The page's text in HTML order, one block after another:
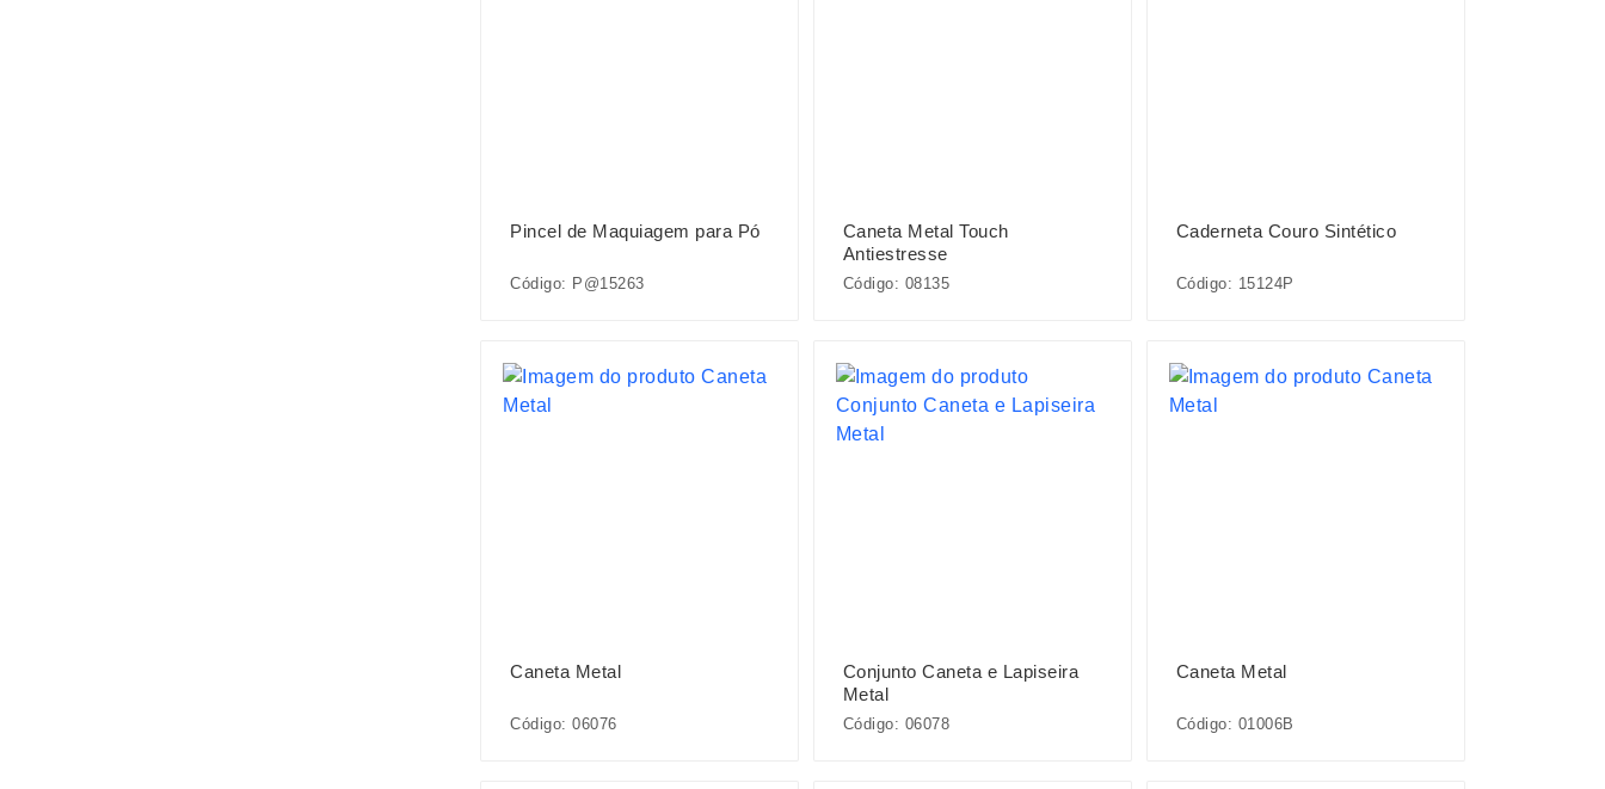
Pincel de Maquiagem para Pó
Código: P@15263
Caneta Metal Touch
Antiestresse
Código: 08135
Caderneta Couro Sintético
Código: 15124P
Caneta Metal
Código: 06076
Conjunto Caneta e Lapiseira
Metal
Código: 06078
Caneta Metal
Código: 01006B